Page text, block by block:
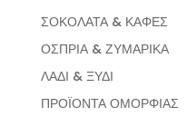
ΣΟΚΟΛΑΤΑ & ΚΑΦΕΣ
ΟΣΠΡΙΑ & ΖΥΜΑΡΙΚΑ
ΛΑΔΙ & ΞΥΔΙ
ΠΡΟΪΟΝΤΑ ΟΜΟΡΦΙΑΣ